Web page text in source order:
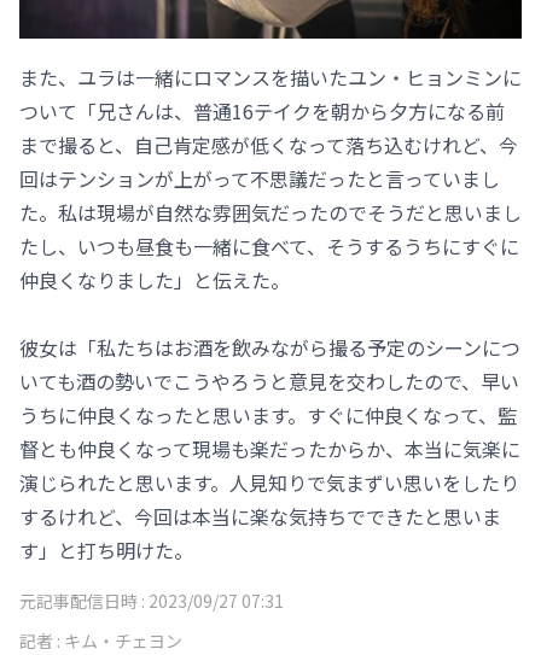
また、ユラは一緒にロマンスを描いたユン・ヒョンミンに
ついて「兄さんは、普通16テイクを朝から夕方になる前
まで撮ると、自己肯定感が低くなって落ち込むけれど、今
回はテンションが上がって不思議だったと言っていまし
た。私は現場が自然な雰囲気だったのでそうだと思いまし
たし、いつも昼食も一緒に食べて、そうするうちにすぐに
仲良くなりました」と伝えた。
彼女は「私たちはお酒を飲みながら撮る予定のシーンにつ
いても酒の勢いでこうやろうと意見を交わしたので、早い
うちに仲良くなったと思います。すぐに仲良くなって、監
督とも仲良くなって現場も楽だったからか、本当に気楽に
演じられたと思います。人見知りで気まずい思いをしたり
するけれど、今回は本当に楽な気持ちでできたと思いま
す」と打ち明けた。
元記事配信日時 : 2023/09/27 07:31
記者 : キム・チェヨン